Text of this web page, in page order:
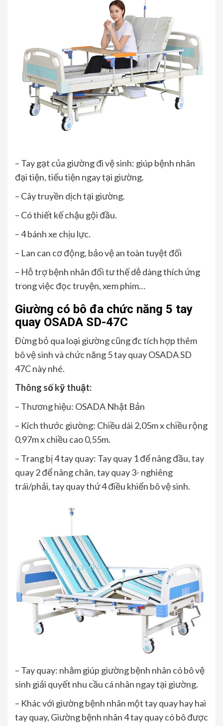
– Tay gạt của giường đi vệ sinh: giúp bệnh nhân
đại tiện, tiểu tiện ngay tại giường.
– Cây truyền dịch tại giường.
– Có thiết kế chậu gội đầu.
– 4 bánh xe chịu lực.
– Lan can cơ động, bảo vệ an toàn tuyệt đối
– Hỗ trợ bệnh nhân đổi tư thế dễ dàng thích ứng
trong việc đọc truyện, xem phim…
Giường có bô đa chức năng 5 tay
quay OSADA SD-47C
Đừng bỏ qua loại giường cũng đc tích hợp thêm
bô vệ sinh và chức năng 5 tay quay OSADA SD
47C này nhé.
Thông số kỹ thuật:
– Thương hiệu: OSADA Nhật Bản
– Kích thước giường: Chiều dài 2,05m x chiều rộng
0,97m x chiều cao 0,55m.
– Trang bị 4 tay quay: Tay quay 1 để nâng đầu, tay
quay 2 để nâng chân, tay quay 3- nghiêng
trái/phải, tay quay thứ 4 điều khiển bô vệ sinh.
– Tay quay: nhằm giúp giường bệnh nhân có bô vệ
sinh giải quyết nhu cầu cá nhân ngay tại giường.
– Khác với giường bệnh nhân một tay quay hay hai
tay quay, Giường bệnh nhân 4 tay quay có bô được